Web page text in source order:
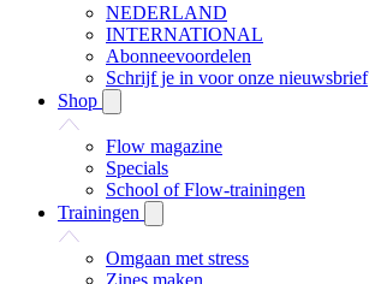
NEDERLAND
INTERNATIONAL
Abonneevoordelen
Schrijf je in voor onze nieuwsbrief
Shop
Flow magazine
Specials
School of Flow-trainingen
Trainingen
Omgaan met stress
Zines maken